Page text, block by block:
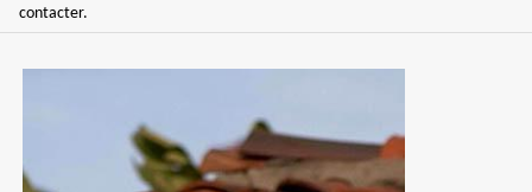
contacter.